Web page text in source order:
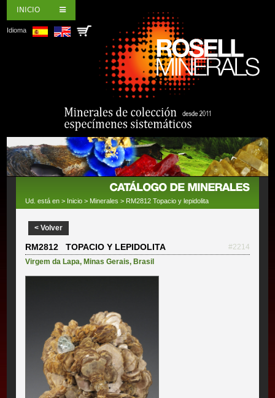
INICIO
Idioma
Ud. está en > Inicio > Minerales > RM2812 Topacio y lepidolita
< Volver
RM2812 TOPACIO Y LEPIDOLITA
#2214
Virgem da Lapa, Minas Gerais, Brasil